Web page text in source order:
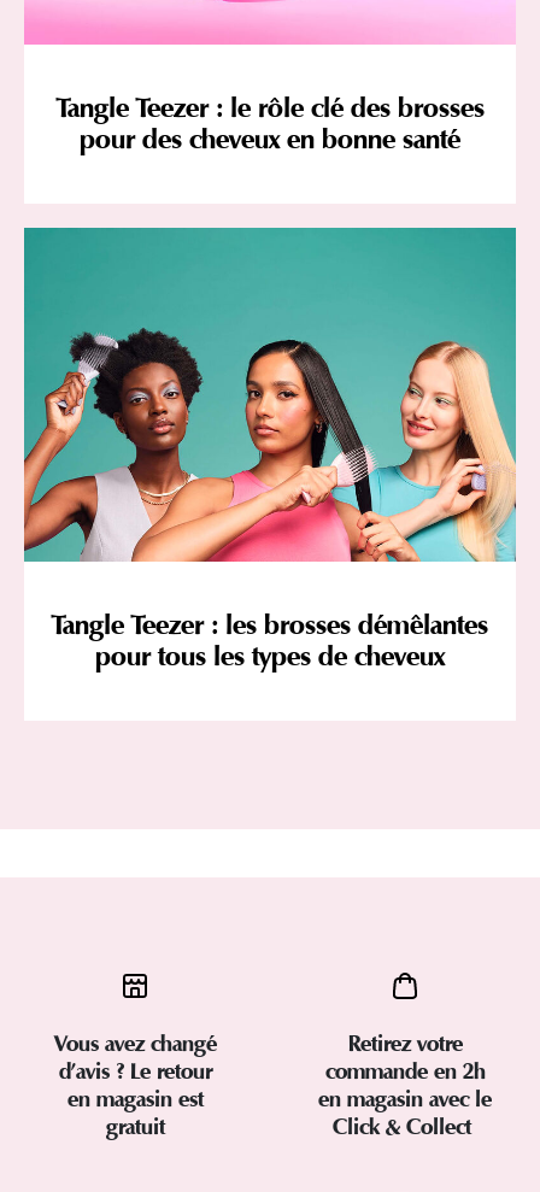
Tangle Teezer : le rôle clé des brosses
pour des cheveux en bonne santé
Tangle Teezer : les brosses démêlantes
pour tous les types de cheveux
Vous avez changé
d’avis ? Le retour
en magasin est
gratuit
Retirez votre
commande en 2h
en magasin avec le
Click & Collect